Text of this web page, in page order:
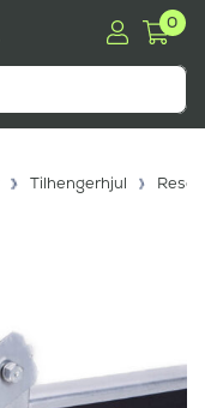
0
Tilhengerhjul